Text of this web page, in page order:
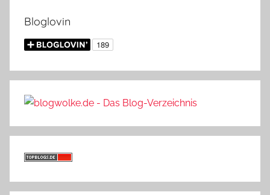
Bloglovin